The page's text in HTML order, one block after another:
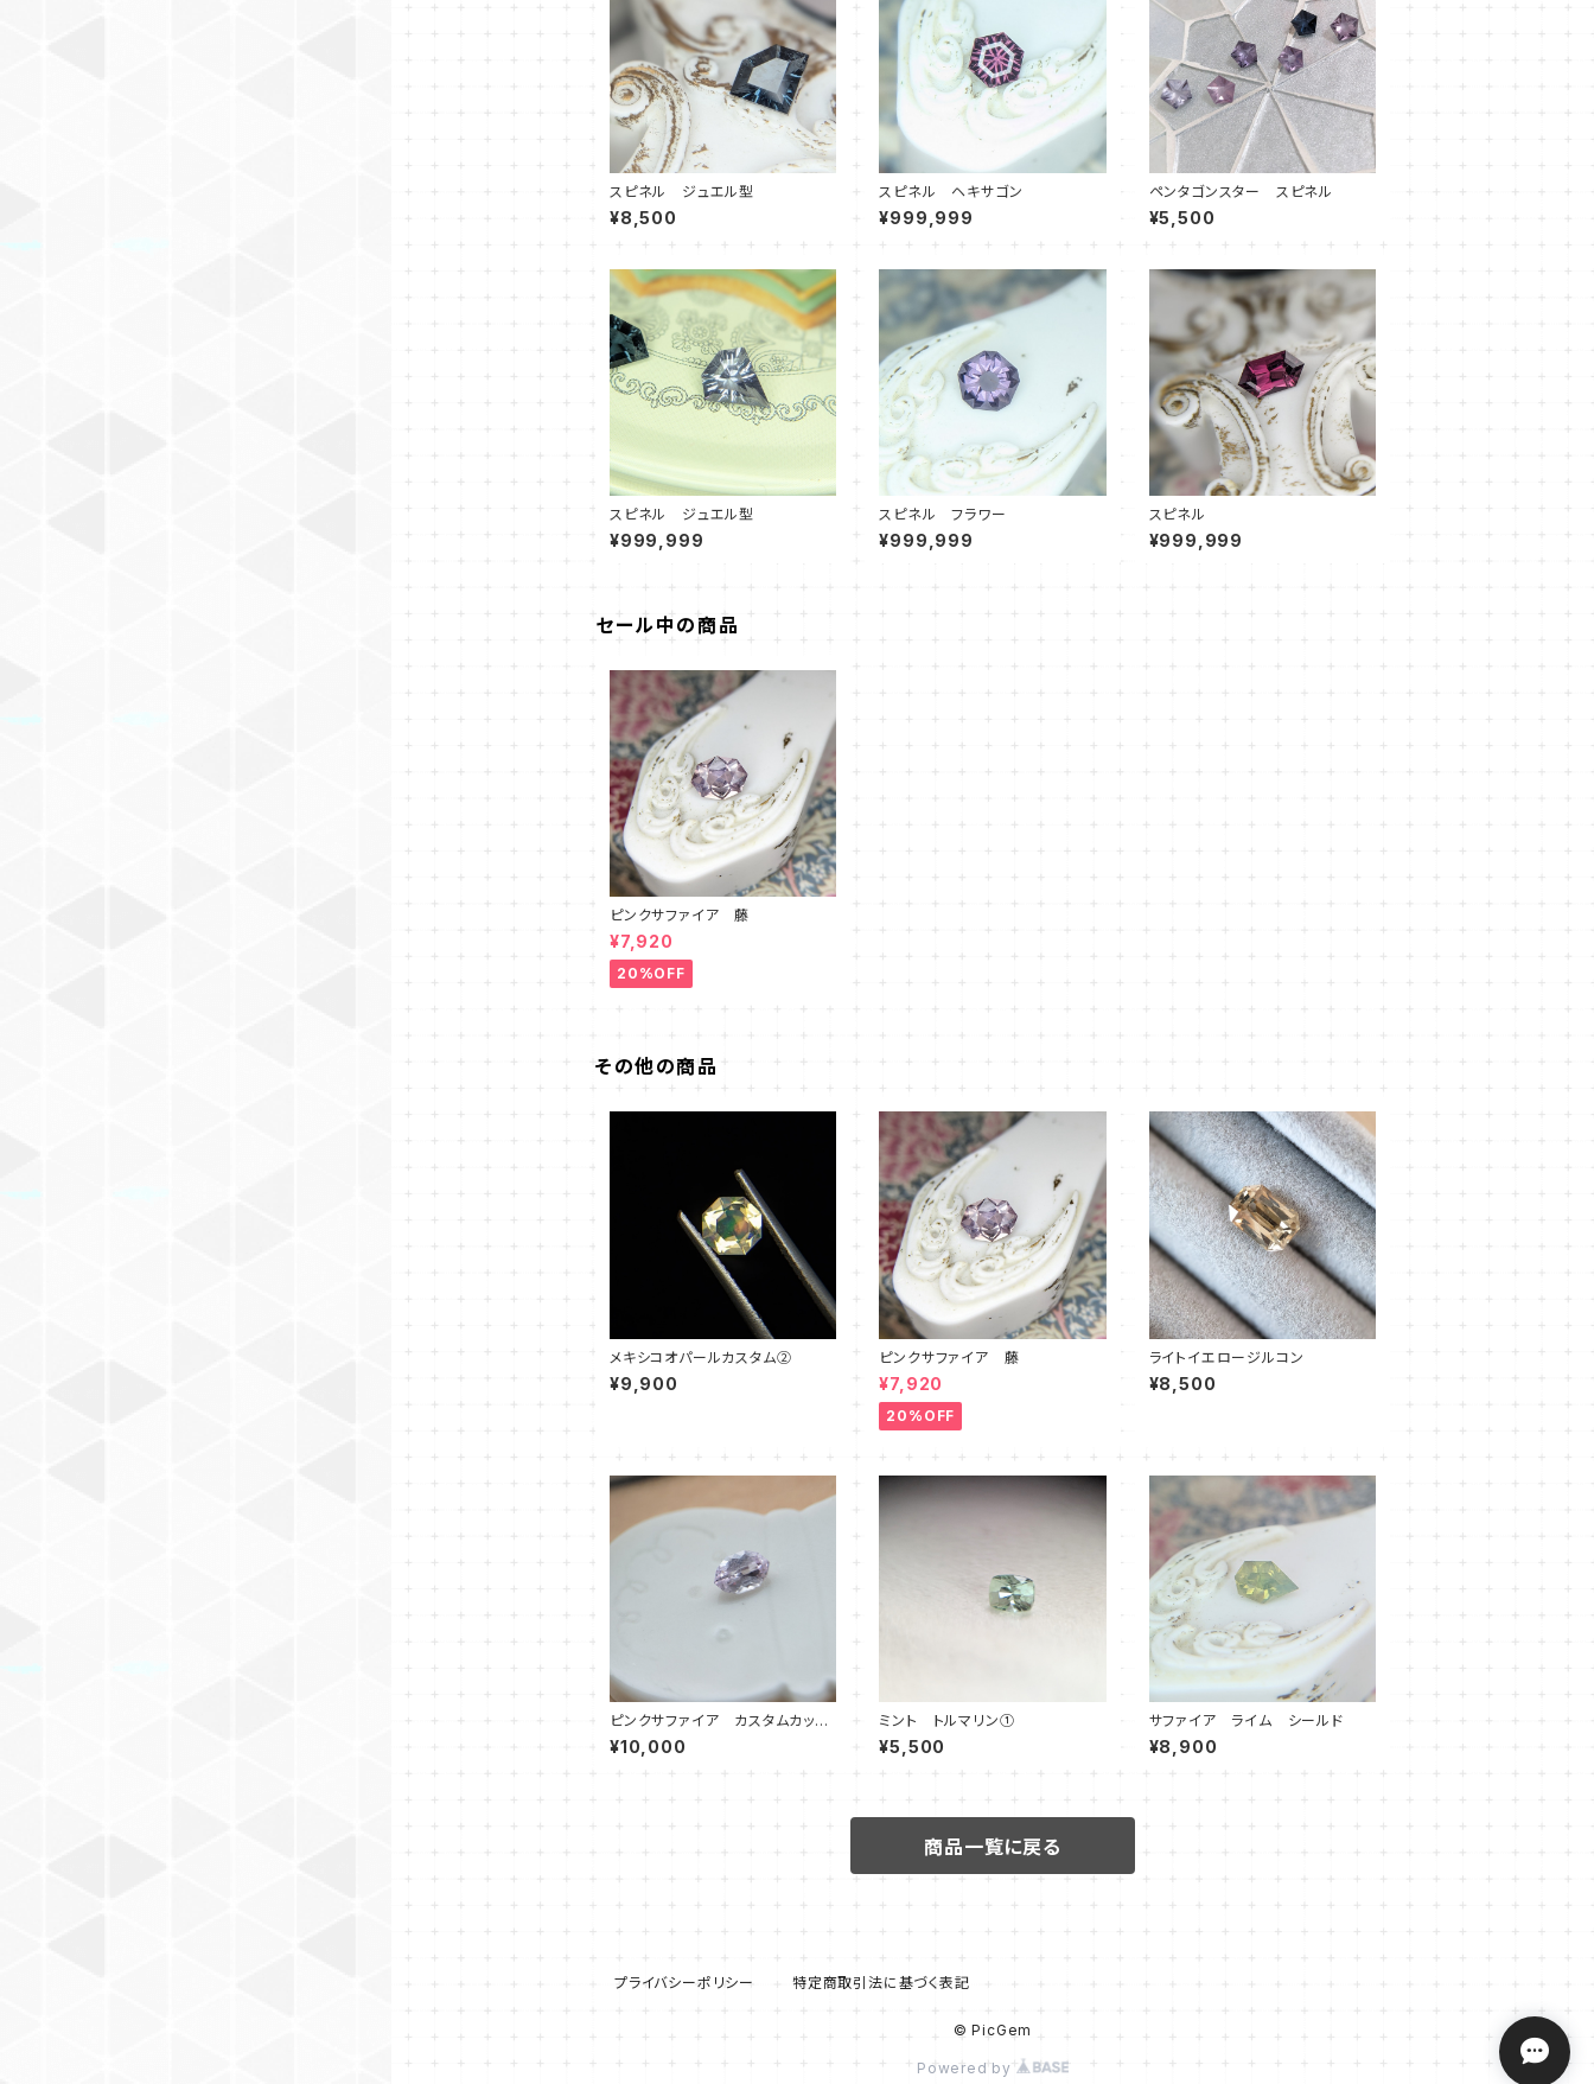
スピネル ジュエル型
¥8,500
スピネル ヘキサゴン
¥999,999
ペンタゴンスター スピネル
¥5,500
スピネル ジュエル型
¥999,999
スピネル フラワー
¥999,999
スピネル
¥999,999
セール中の商品
ピンクサファイア 藤
¥7,920
20%OFF
その他の商品
メキシコオパールカスタム②
¥9,900
ピンクサファイア 藤
¥7,920
20%OFF
ライトイエロージルコン
¥8,500
ピンクサファイア カスタムカッ
ト さくら
¥10,000
ミント トルマリン①
¥5,500
サファイア ライム シールド
¥8,900
商品一覧に戻る
プライバシーポリシー 特定商取引法に基づく表記
© PicGem
Powered by